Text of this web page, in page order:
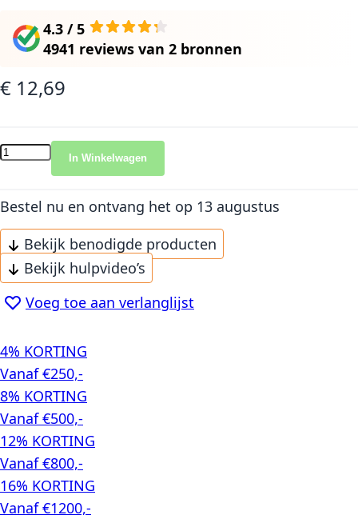
4.3 / 5
4941 reviews van 2 bronnen
€ 12,69
In Winkelwagen
Bestel nu en ontvang het op 13 augustus
Bekijk benodigde producten
Bekijk hulpvideo’s
Voeg toe aan verlanglijst
4% KORTING
Vanaf €250,-
8% KORTING
Vanaf €500,-
12% KORTING
Vanaf €800,-
16% KORTING
Vanaf €1200,-